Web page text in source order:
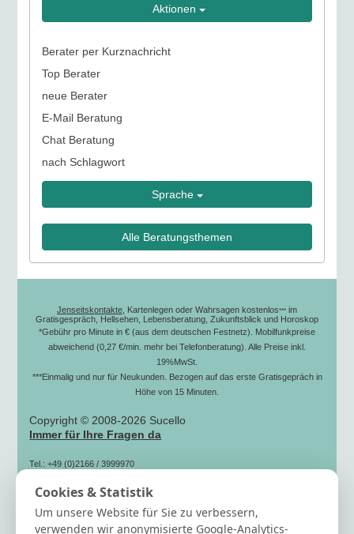
Aktionen
Berater per Kurznachricht
Top Berater
neue Berater
E-Mail Beratung
Chat Beratung
nach Schlagwort
Sprache
Alle Beratungsthemen
Jenseitskontakte, Kartenlegen oder Wahrsagen kostenlos*** im
Gratisgespräch, Hellsehen, Lebensberatung, Zukunftsblick und Horoskop
*Gebühr pro Minute in € (aus dem deutschen Festnetz). Mobilfunkpreise
abweichend (0,27 €/min. mehr bei Telefonberatung). Alle Preise inkl.
19%MwSt.
***Einmalig und nur für Neukunden. Bezogen auf das erste Gratisgepräch in
Höhe von 15 Minuten.
Copyright © 2008-2026 Sucello
Immer für Ihre Fragen da
Tel.: +49 (0)2166 / 3999970
Fax: +49 (0)2166 / 3999979
Mail: info[@]sucello.de
Cookies & Statistik
Um unsere Website für Sie zu verbessern,
verwenden wir anonymisierte Google-Analytics-